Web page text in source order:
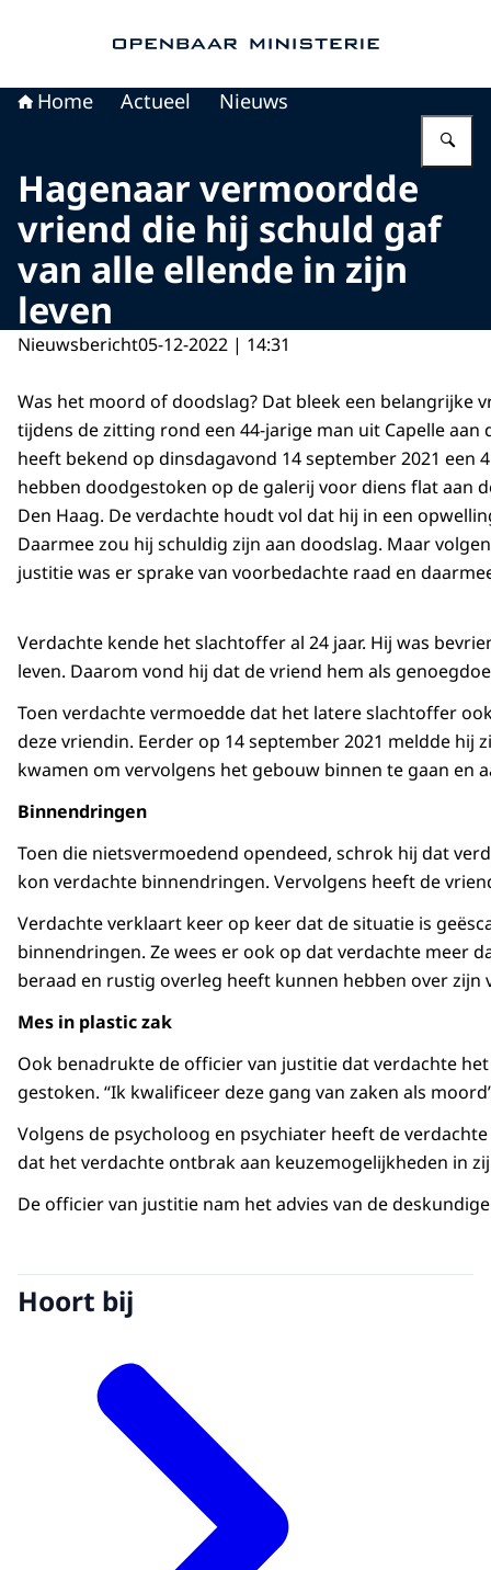
Home Actueel Nieuws
Hagenaar vermoordde
vriend die hij schuld gaf
van alle ellende in zijn
leven
Nieuwsbericht05-12-2022 | 14:31
Was het moord of doodslag? Dat bleek een belangrijke
tijdens de zitting rond een 44-jarige man uit Capelle aan
heeft bekend op dinsdagavond 14 september 2021 een
hebben doodgestoken op de galerij voor diens flat aan
Den Haag. De verdachte houdt vol dat hij in een
Daarmee zou hij schuldig zijn aan doodslag. Maar
justitie was er sprake van voorbedachte raad en
Verdachte kende het slachtoffer al 24 jaar. Hij was
leven. Daarom vond hij dat de vriend hem als
Toen verdachte vermoedde dat het latere slachtoffer
deze vriendin. Eerder op 14 september 2021 meldde
kwamen om vervolgens het gebouw binnen te gaan en
Binnendringen
Toen die nietsvermoedend opendeed, schrok hij dat
kon verdachte binnendringen. Vervolgens heeft de
Verdachte verklaart keer op keer dat de situatie is
binnendringen. Ze wees er ook op dat verdachte meer
beraad en rustig overleg heeft kunnen hebben over zijn
Mes in plastic zak
Ook benadrukte de officier van justitie dat verdachte
gestoken. “Ik kwalificeer deze gang van zaken als
Volgens de psycholoog en psychiater heeft de
dat het verdachte ontbrak aan keuzemogelijkheden in
De officier van justitie nam het advies van de
Hoort bij